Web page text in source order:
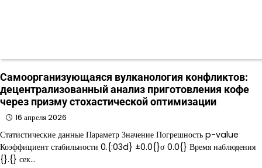
Самоорганизующаяся вулканология конфликтов:
децентрализованный анализ приготовления кофе
через призму стохастической оптимизации
16 апреля 2026
Статистические данные Параметр Значение Погрешность p-value
Коэффициент стабильности 0.{:03d} ±0.0{}σ 0.0{} Время наблюдения
{}.{} сек…